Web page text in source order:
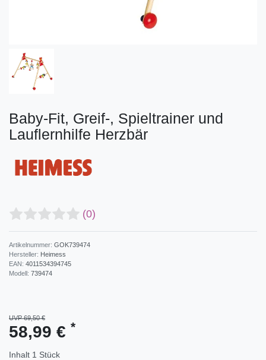
Baby-Fit, Greif-, Spieltrainer und
Lauflernhilfe Herzbär
(0)
Artikelnummer: GOK739474
Hersteller: Heimess
EAN: 4011534394745
Modell: 739474
UVP 69,50 €
58,99 € *
Inhalt 1 Stück